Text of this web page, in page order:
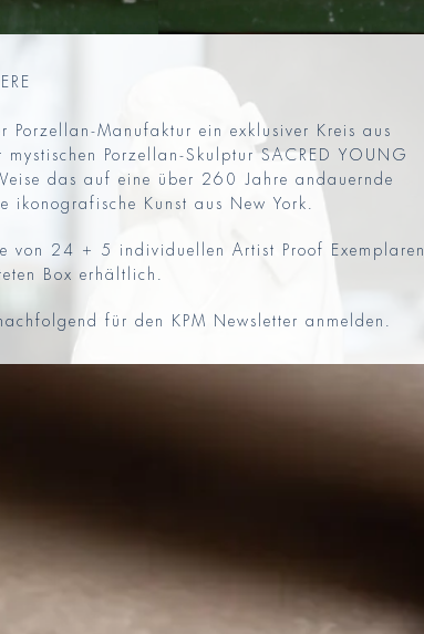
Manufaktur ein exklusiver Kreis aus
Porzellan-Skulptur SACRED YOUNG
das auf eine über 260 Jahre andauernde
Kunst aus New York.
24 + 5 individuellen Artist Proof Exemplaren
Box erhältlich.
für den KPM Newsletter anmelden.